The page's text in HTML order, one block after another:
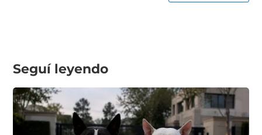
Seguí leyendo